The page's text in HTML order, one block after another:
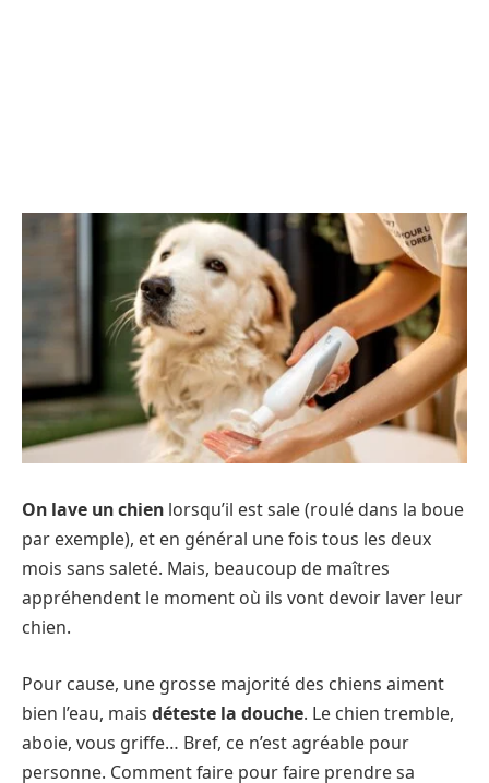
On lave un chien lorsqu’il est sale (roulé dans la boue
par exemple), et en général une fois tous les deux
mois sans saleté. Mais, beaucoup de maîtres
appréhendent le moment où ils vont devoir laver leur
chien.
Pour cause, une grosse majorité des chiens aiment
bien l’eau, mais déteste la douche. Le chien tremble,
aboie, vous griffe… Bref, ce n’est agréable pour
personne. Comment faire pour faire prendre sa